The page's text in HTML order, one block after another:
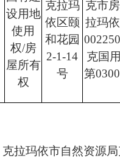
设用地
使用
权/房
屋所有
权
克拉玛
依区颐
和花园
2-1-14
号
克市
拉玛
克国
第
克拉玛依市自然资源